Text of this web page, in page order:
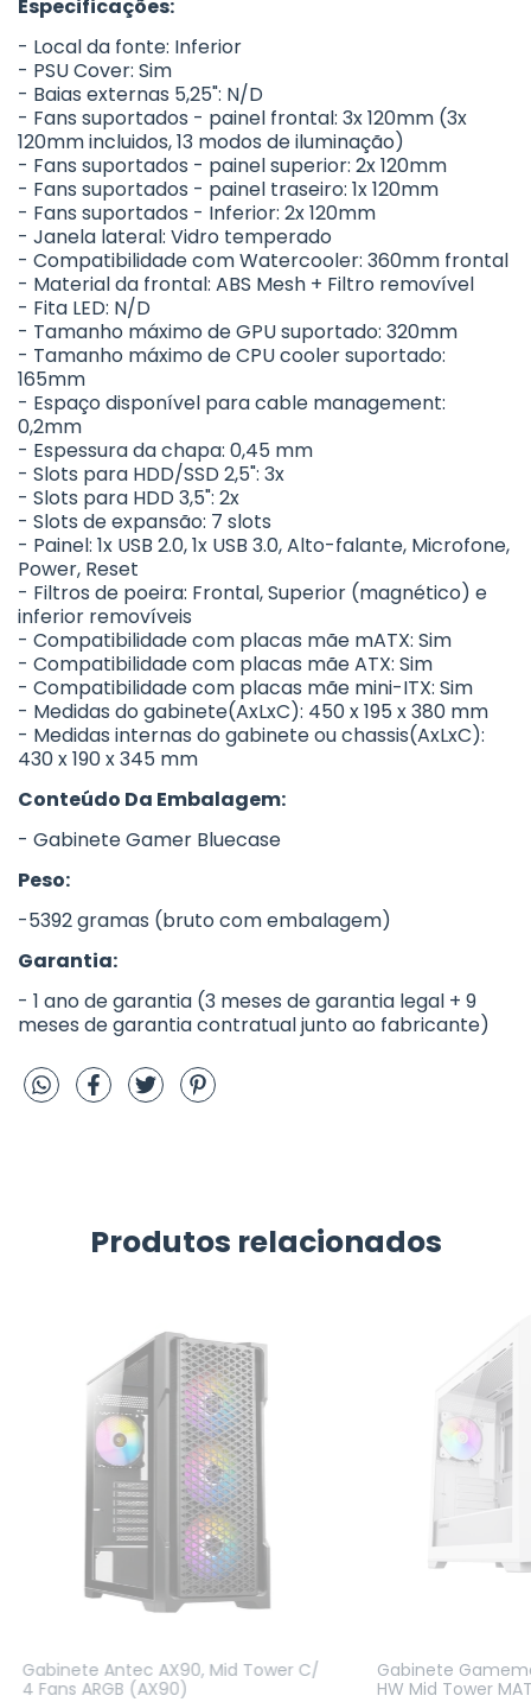
Especificações:
- Local da fonte: Inferior
- PSU Cover: Sim
- Baias externas 5,25": N/D
- Fans suportados - painel frontal: 3x 120mm (3x
120mm incluidos, 13 modos de iluminação)
- Fans suportados - painel superior: 2x 120mm
- Fans suportados - painel traseiro: 1x 120mm
- Fans suportados - Inferior: 2x 120mm
- Janela lateral: Vidro temperado
- Compatibilidade com Watercooler: 360mm frontal
- Material da frontal: ABS Mesh + Filtro removível
- Fita LED: N/D
- Tamanho máximo de GPU suportado: 320mm
- Tamanho máximo de CPU cooler suportado:
165mm
- Espaço disponível para cable management:
0,2mm
- Espessura da chapa: 0,45 mm
- Slots para HDD/SSD 2,5": 3x
- Slots para HDD 3,5": 2x
- Slots de expansão: 7 slots
- Painel: 1x USB 2.0, 1x USB 3.0, Alto-falante, Microfone,
Power, Reset
- Filtros de poeira: Frontal, Superior (magnético) e
inferior removíveis
- Compatibilidade com placas mãe mATX: Sim
- Compatibilidade com placas mãe ATX: Sim
- Compatibilidade com placas mãe mini-ITX: Sim
- Medidas do gabinete(AxLxC): 450 x 195 x 380 mm
- Medidas internas do gabinete ou chassis(AxLxC):
430 x 190 x 345 mm
Conteúdo Da Embalagem:
- Gabinete Gamer Bluecase
Peso:
-5392 gramas (bruto com embalagem)
Garantia:
- 1 ano de garantia (3 meses de garantia legal + 9
meses de garantia contratual junto ao fabricante)
Produtos relacionados
Gabinete Antec AX90, Mid Tower C/
4 Fans ARGB (AX90)
Gabinete
HW Mid Tower